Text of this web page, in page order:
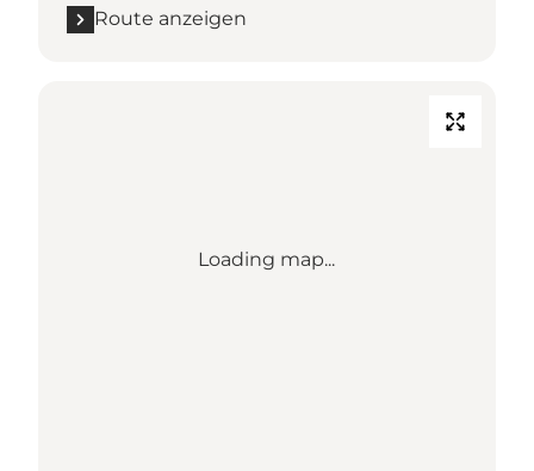
Route anzeigen
Loading map...